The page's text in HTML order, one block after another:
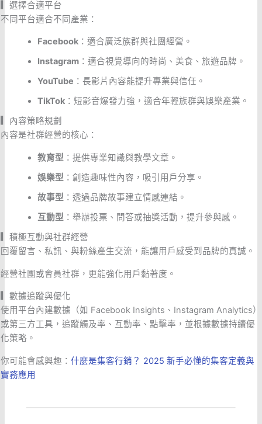
選擇合適平台
不同平台適合不同產業：
Facebook ：適合廣泛族群與社團經營。
Instagram ：適合視覺導向的時尚、美食、旅遊品牌。
YouTube ：長影片內容能提升專業與信任。
TikTok ：短影音爆發力強，適合年輕族群與娛樂產業。
內容策略規劃
內容是社群經營的核心：
教育型 ：提供專業知識與教學文章。
娛樂型 ：創造趣味性內容，吸引用戶分享。
故事型 ：透過品牌故事建立情感連結。
互動型 ：舉辦投票、問答或抽獎活動，提升參與感。
積極互動與社群經營
回覆留言、私訊、與粉絲產生交流，能讓用戶感受到品牌的真誠。
經營社團或會員社群，更能強化用戶黏著度。
數據追蹤與優化
使用平台內建數據（如 Facebook Insights、Instagram Analytics）
或第三方工具，追蹤觸及率、互動率、點擊率，並根據數據持續優
化策略。
你可能會感興趣： 什麼是集客行銷？ 2025 新手必懂的集客定義與
實務應用